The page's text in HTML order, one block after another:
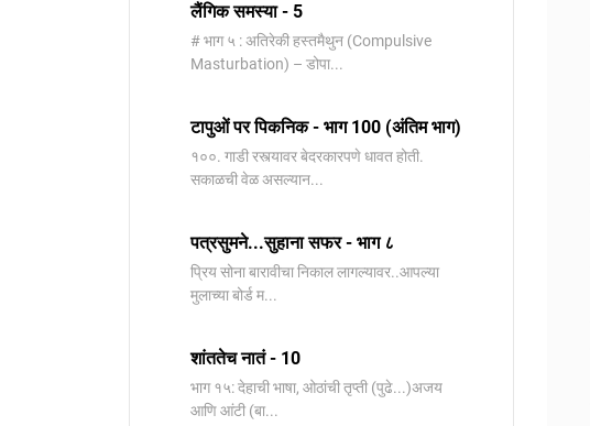
लैंगिक समस्या - 5
# भाग ५ : अतिरेकी हस्तमैथुन (Compulsive
Masturbation) – डोपा...
टापुओं पर पिकनिक - भाग 100 (अंतिम भाग)
१००. गाडी रस्त्यावर बेदरकारपणे धावत होती.
सकाळची वेळ असल्यान...
पत्रसुमने...सुहाना सफर - भाग ८
प्रिय सोना बारावीचा निकाल लागल्यावर..आपल्या
मुलाच्या बोर्ड म...
शांततेच नातं - 10
भाग १५: देहाची भाषा, ओठांची तृप्ती (पुढे...)अजय
आणि आंटी (बा...